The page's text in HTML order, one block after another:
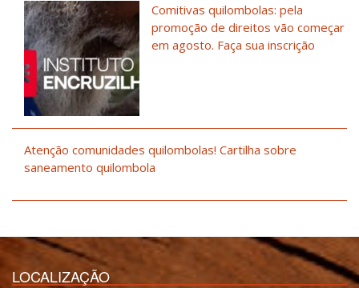
Comitivas quilombolas: pela
promoção de direitos vão começar
em agosto. Faça sua inscrição
Atenção comunidades quilombolas! Cartilha sobre
saneamento quilombola
LOCALIZAÇÃO